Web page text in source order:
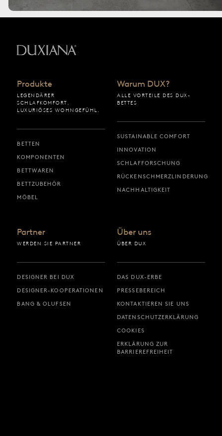
Produkte
LEGENDÄRER
SCHLAFKOMFORT.
LUXURIÖSES WOHNGEFÜHL.
BETTEN
KOMPONENTEN
BETTWAREN
BETTZUBEHÖR
MÖBEL
Warum DUX?
ALLE VORTEILE DES DUX-
BETTES
SUSTAINABLE COMFORT
INNOVATION
SCHLAFFORSCHUNG
RÜCKENSCHMERZLINDERUNG
NACHHALTIGKEIT
Partner
WERDEN SIE PARTNER
DESIGNER BEI DUX
DESIGNER-KOOPERATIONEN
BANG & OLUFSEN
Über uns
ÜBER DUX
DAS DUX-ERBE
PRESSEBEREICH
KONTAKTIEREN SIE UNS
DATENSCHUTZERKLÄRUNG
COOKIES
ERKLÄRUNG ZUR
BARRIEREFREIHEIT